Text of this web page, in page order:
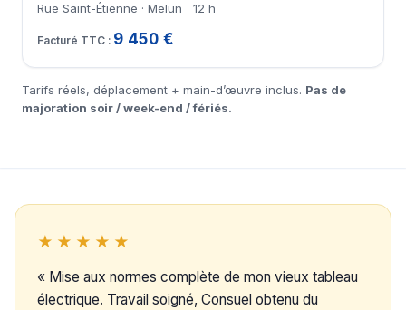
Rue Saint-Étienne · Melun 12 h
9 450 €
Tarifs réels, déplacement + main-d’œuvre inclus. Pas de
majoration soir / week-end / fériés.
★★★★★
« Mise aux normes complète de mon vieux tableau
électrique. Travail soigné, Consuel obtenu du